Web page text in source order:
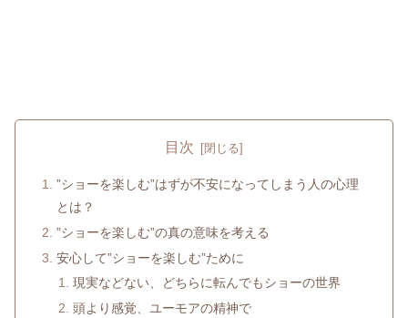
目次
”ショーを楽しむ”はずが不安になってしまう人の心理
とは？
”ショーを楽しむ”の真の意味を考える
安心して”ショーを楽しむ”ために
現実などない、どちらに転んでもショーの世界
頭より感覚、ユーモアの精神で